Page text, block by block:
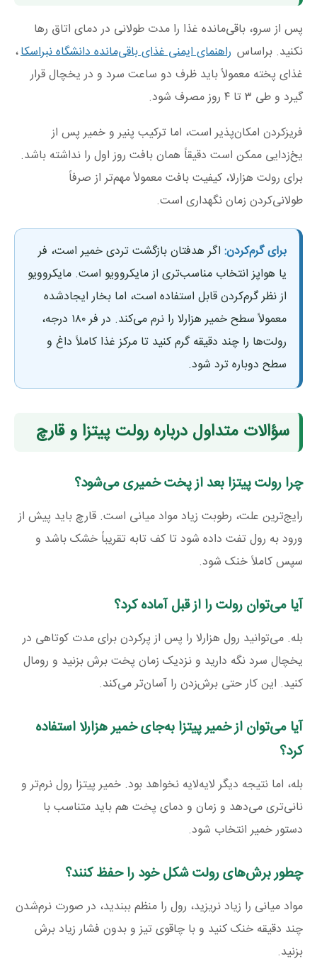
پس از سرو، باقی‌مانده غذا را مدت طولانی در دمای اتاق رها
نکنید. براساس راهنمای ایمنی غذای باقی‌مانده دانشگاه نبراسکا،
غذای پخته معمولاً باید ظرف دو ساعت سرد و در یخچال قرار
گیرد و طی ۳ تا ۴ روز مصرف شود.
فریزکردن امکان‌پذیر است، اما ترکیب پنیر و خمیر پس از
یخ‌زدایی ممکن است دقیقاً همان بافت روز اول را نداشته باشد.
برای رولت هزارلا، کیفیت بافت معمولاً مهم‌تر از صرفاً
طولانی‌کردن زمان نگهداری است.
برای گرم‌کردن: اگر هدفتان بازگشت تردی خمیر است، فر
یا هواپز انتخاب مناسب‌تری از مایکروویو است. مایکروویو
از نظر گرم‌کردن قابل استفاده است، اما بخار ایجادشده
معمولاً سطح خمیر هزارلا را نرم می‌کند. در فر ۱۸۰ درجه،
رولت‌ها را چند دقیقه گرم کنید تا مرکز غذا کاملاً داغ و
سطح دوباره ترد شود.
سؤالات متداول درباره رولت پیتزا و قارچ
چرا رولت پیتزا بعد از پخت خمیری می‌شود؟
رایج‌ترین علت، رطوبت زیاد مواد میانی است. قارچ باید پیش از
ورود به رول تفت داده شود تا کف تابه تقریباً خشک باشد و
سپس کاملاً خنک شود.
آیا می‌توان رولت را از قبل آماده کرد؟
بله. می‌توانید رول هزارلا را پس از پرکردن برای مدت کوتاهی در
یخچال سرد نگه دارید و نزدیک زمان پخت برش بزنید و رومال
کنید. این کار حتی برش‌زدن را آسان‌تر می‌کند.
آیا می‌توان از خمیر پیتزا به‌جای خمیر هزارلا استفاده
کرد؟
بله، اما نتیجه دیگر لایه‌لایه نخواهد بود. خمیر پیتزا رول نرم‌تر و
نانی‌تری می‌دهد و زمان و دمای پخت هم باید متناسب با
دستور خمیر انتخاب شود.
چطور برش‌های رولت شکل خود را حفظ کنند؟
مواد میانی را زیاد نریزید، رول را منظم ببندید، در صورت نرم‌شدن
چند دقیقه خنک کنید و با چاقوی تیز و بدون فشار زیاد برش
بزنید.